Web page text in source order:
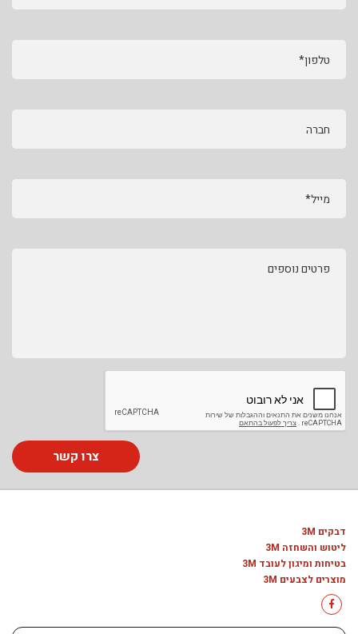
טלפון*
חברה
מייל*
פרטים נוספים
צרו קשר
דבקים 3M
ליטוש והשחזה 3M
בטיחות ומיגון לעובד 3M
מוצרים לצבעים 3M